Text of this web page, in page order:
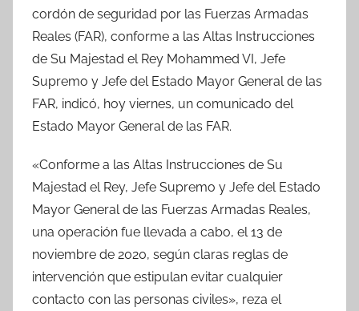
cordón de seguridad por las Fuerzas Armadas
Reales (FAR), conforme a las Altas Instrucciones
de Su Majestad el Rey Mohammed VI, Jefe
Supremo y Jefe del Estado Mayor General de las
FAR, indicó, hoy viernes, un comunicado del
Estado Mayor General de las FAR.
«Conforme a las Altas Instrucciones de Su
Majestad el Rey, Jefe Supremo y Jefe del Estado
Mayor General de las Fuerzas Armadas Reales,
una operación fue llevada a cabo, el 13 de
noviembre de 2020, según claras reglas de
intervención que estipulan evitar cualquier
contacto con las personas civiles», reza el